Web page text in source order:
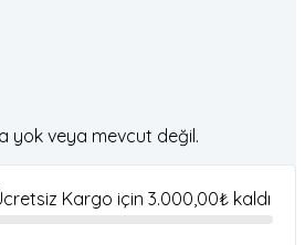
yok veya mevcut değil.
Kargo için 3.000,00₺ kaldı